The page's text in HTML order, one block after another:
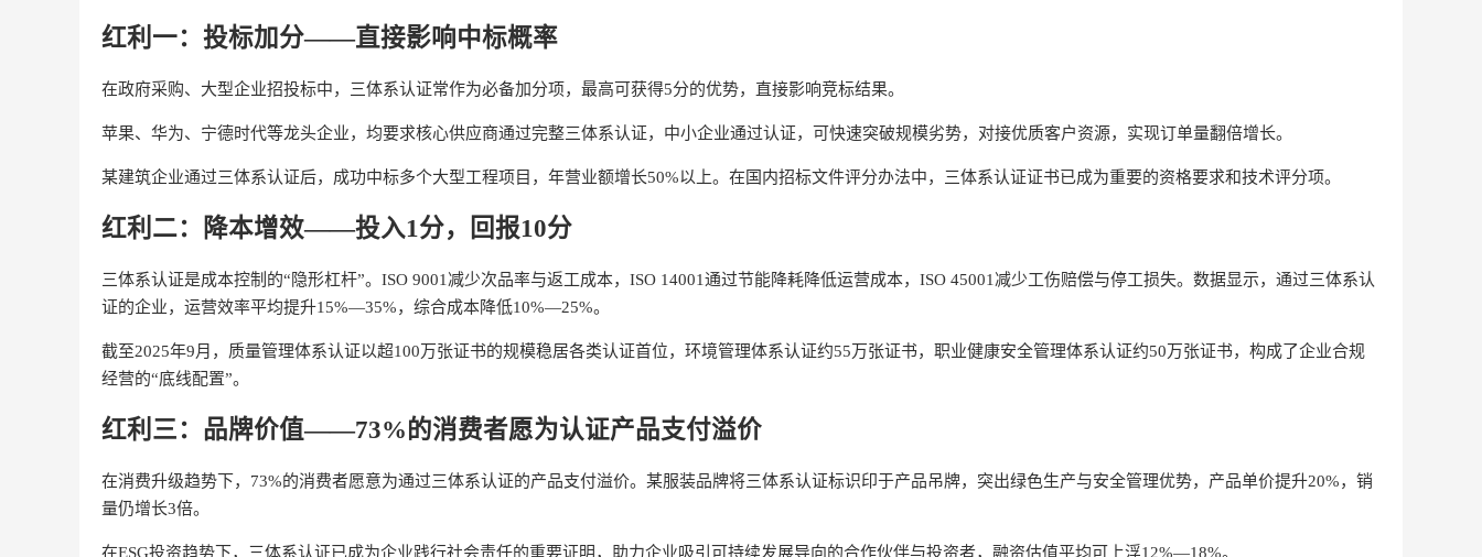
红利一：投标加分——直接影响中标概率
在政府采购、大型企业招投标中，三体系认证常作为必备加分项，最高可获得5分的优势，直接影响竞标结果。
苹果、华为、宁德时代等龙头企业，均要求核心供应商通过完整三体系认证，中小企业通过认证，可快速突破规模劣势，对接优质客户资源，实现订单量翻倍增长。
某建筑企业通过三体系认证后，成功中标多个大型工程项目，年营业额增长50%以上。在国内招标文件评分办法中，三体系认证证书已成为重要的资格要求和技术评分项。
红利二：降本增效——投入1分，回报10分
三体系认证是成本控制的“隐形杠杆”。ISO 9001减少次品率与返工成本，ISO 14001通过节能降耗降低运营成本，ISO 45001减少工伤赔偿与停工损失。数据显示，通过三体系认
证的企业，运营效率平均提升15%—35%，综合成本降低10%—25%。
截至2025年9月，质量管理体系认证以超100万张证书的规模稳居各类认证首位，环境管理体系认证约55万张证书，职业健康安全管理体系认证约50万张证书，构成了企业合规
经营的“底线配置”。
红利三：品牌价值——73%的消费者愿为认证产品支付溢价
在消费升级趋势下，73%的消费者愿意为通过三体系认证的产品支付溢价。某服装品牌将三体系认证标识印于产品吊牌，突出绿色生产与安全管理优势，产品单价提升20%，销
量仍增长3倍。
在ESG投资趋势下，三体系认证已成为企业践行社会责任的重要证明，助力企业吸引可持续发展导向的合作伙伴与投资者，融资估值平均可上浮12%—18%。